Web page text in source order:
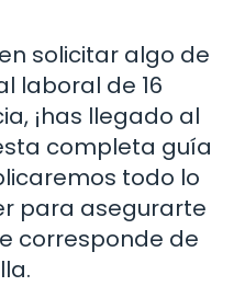
solicitar algo de
laboral de 16
¡has llegado al
completa guía
todo lo
para asegurarte
corresponde de